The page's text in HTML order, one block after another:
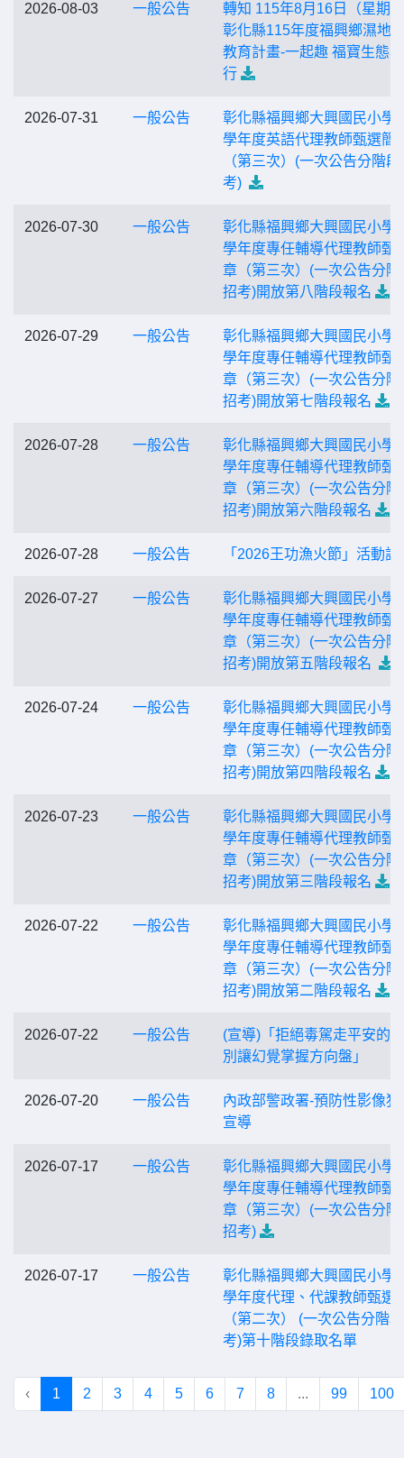
2026-08-03 一般公告
轉知 115年8月16日（星期
彰化縣115年度福興鄉濕地
教育計畫-一起趣 福寶生態
行
2026-07-31 一般公告
彰化縣福興鄉大興國民小學
學年度英語代理教師甄選簡
（第三次）(一次公告分階段
考)
2026-07-30 一般公告
彰化縣福興鄉大興國民小學
學年度專任輔導代理教師甄
章（第三次）(一次公告分階
招考)開放第八階段報名
2026-07-29 一般公告
彰化縣福興鄉大興國民小學
學年度專任輔導代理教師甄
章（第三次）(一次公告分階
招考)開放第七階段報名
2026-07-28 一般公告
彰化縣福興鄉大興國民小學
學年度專任輔導代理教師甄
章（第三次）(一次公告分階
招考)開放第六階段報名
2026-07-28 一般公告 「2026王功漁火節」活動訊
2026-07-27 一般公告
彰化縣福興鄉大興國民小學
學年度專任輔導代理教師甄
章（第三次）(一次公告分階
招考)開放第五階段報名
2026-07-24 一般公告
彰化縣福興鄉大興國民小學
學年度專任輔導代理教師甄
章（第三次）(一次公告分階
招考)開放第四階段報名
2026-07-23 一般公告
彰化縣福興鄉大興國民小學
學年度專任輔導代理教師甄
章（第三次）(一次公告分階
招考)開放第三階段報名
2026-07-22 一般公告
彰化縣福興鄉大興國民小學
學年度專任輔導代理教師甄
章（第三次）(一次公告分階
招考)開放第二階段報名
2026-07-22 一般公告
(宣導)「拒絕毒駕走平安的
別讓幻覺掌握方向盤」
2026-07-20 一般公告
內政部警政署-預防性影像犯
宣導
2026-07-17 一般公告
彰化縣福興鄉大興國民小學
學年度專任輔導代理教師甄
章（第三次）(一次公告分階
招考)
2026-07-17 一般公告
彰化縣福興鄉大興國民小學
學年度代理、代課教師甄選
（第二次） (一次公告分階
考)第十階段錄取名單
‹ 1 2 3 4 5 6 7 8 ... 99 100